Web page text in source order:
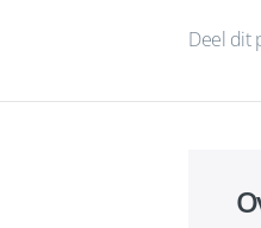
Deel dit